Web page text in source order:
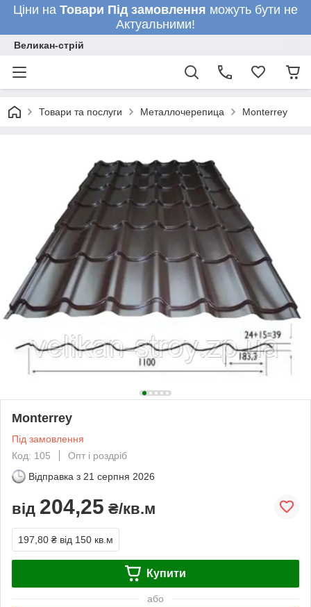
Ціни на Товари Під замовлення можуть бути не
Актуальними!
Великан-стрій
Товари та послуги Металлочерепица Monterrey
Monterrey
Під замовлення
Код: 105
Опт і роздріб
Відправка з 21 серпня 2026
від 204,25 ₴/кв.м
197,80 ₴ від 150 кв.м
Купити
або